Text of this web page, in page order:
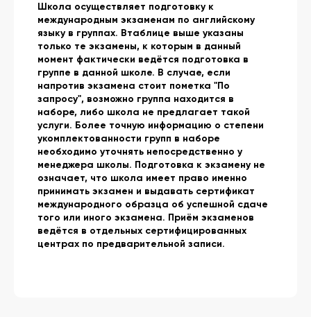
Школа осуществляет подготовку к
международным экзаменам по английскому
языку в группах. Втаблице выше указаны
только те экзамены, к которым в данный
момент фактически ведётся подготовка в
группе в данной школе. В случае, если
напротив экзамена стоит пометка "По
запросу", возможно группа находится в
наборе, либо школа не предлагает такой
услуги. Более точную информацию о степени
укомплектованности групп в наборе
необходимо уточнять непосредственно у
менеджера школы. Подготовка к экзамену не
означает, что школа имеет право именно
принимать экзамен и выдавать сертификат
международного образца об успешной сдаче
того или иного экзамена. Приём экзаменов
ведётся в отдельных сертифицированных
центрах по предварительной записи.